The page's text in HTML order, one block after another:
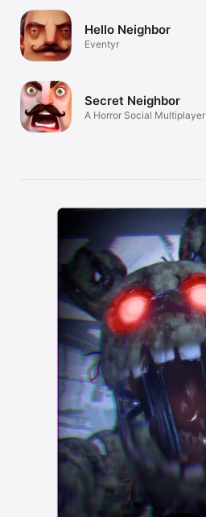
Hello Neighbor
Eventyr
Secret Neighbor
A Horror Social Multiplayer